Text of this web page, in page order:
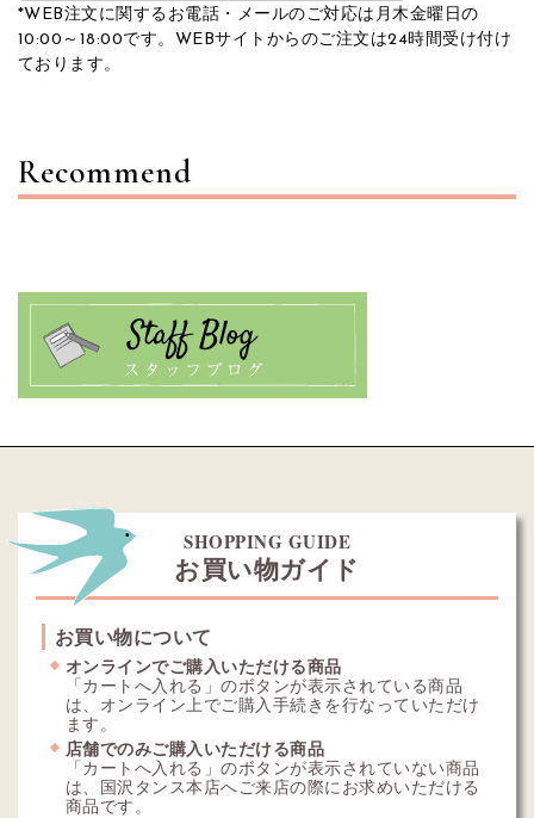
*WEB注文に関するお電話・メールのご対応は月木金曜日の
10:00～18:00です。WEBサイトからのご注文は24時間受け付け
ております。
Recommend
SHOPPING GUIDE
お買い物ガイド
お買い物について
オンラインでご購入いただける商品
「カートへ入れる」のボタンが表示されている商品
は、オンライン上でご購入手続きを行なっていただけ
ます。
店舗でのみご購入いただける商品
「カートへ入れる」のボタンが表示されていない商品
は、国沢タンス本店へご来店の際にお求めいただける
商品です。